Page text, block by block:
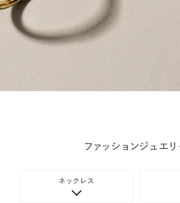
ファッションジュエ
ネックレス